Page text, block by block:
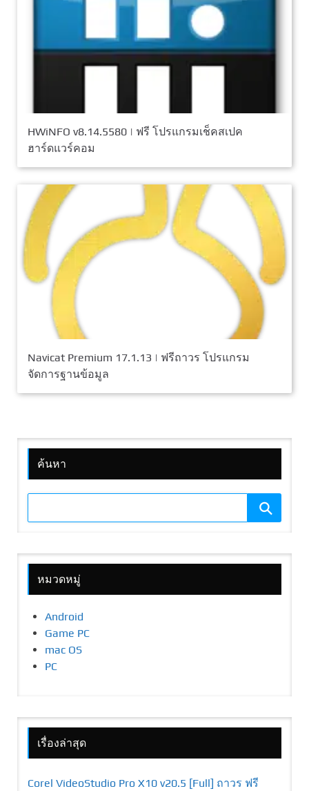
HWiNFO v8.14.5580 | ฟรี โปรแกรมเช็คสเปค
ฮาร์ดแวร์คอม
Navicat Premium 17.1.13 | ฟรีถาวร โปรแกรม
จัดการฐานข้อมูล
ค้นหา
หมวดหมู่
Android
Game PC
mac OS
PC
เรื่องล่าสุด
Corel VideoStudio Pro X10 v20.5 [Full] ถาวร ฟรี